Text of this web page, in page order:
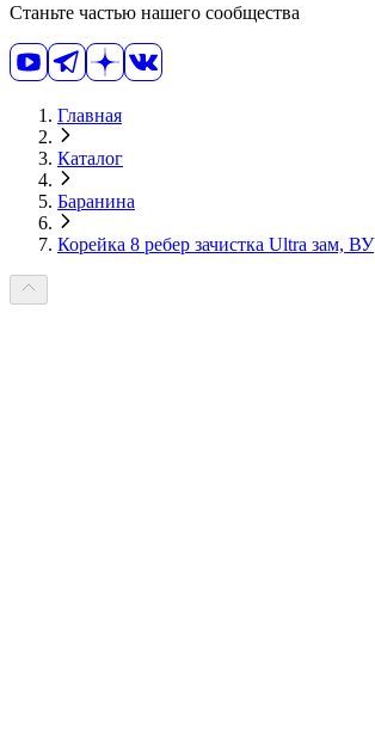
Станьте частью нашего сообщества
Главная
Каталог
Баранина
Корейка 8 ребер зачиcтка Ultra зам, ВУ